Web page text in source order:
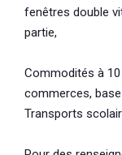
fenêtres double
partie,
Commodités à
commerces, base
Transports